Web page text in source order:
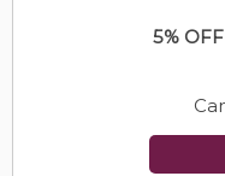
5% OFF